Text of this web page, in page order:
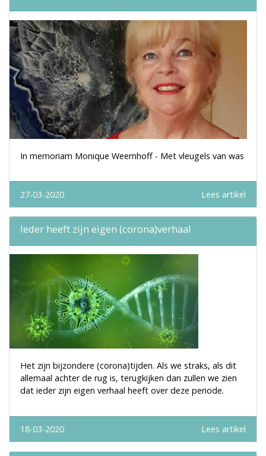
In memoriam Monique Weemhoff - Met vleugels van was
27-03-2020 Lees artikel
Ieder heeft zijn eigen (corona)verhaal
Het zijn bijzondere (corona)tijden. Als we straks, als dit
allemaal achter de rug is, terugkijken dan zullen we zien
dat ieder zijn eigen verhaal heeft over deze periode.
18-03-2020 Lees artikel